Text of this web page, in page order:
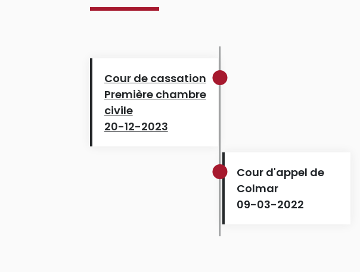
Cour de cassation
Première chambre
civile
20-12-2023
Cour d'appel de
Colmar
09-03-2022